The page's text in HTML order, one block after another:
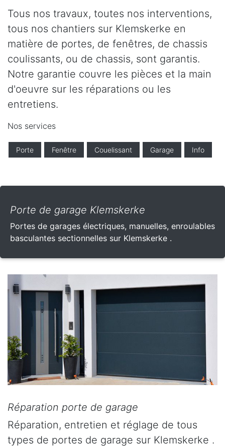
Tous nos travaux, toutes nos interventions,
tous nos chantiers sur Klemskerke en
matière de portes, de fenêtres, de chassis
coulissants, ou de chassis, sont garantis.
Notre garantie couvre les pièces et la main
d'oeuvre sur les réparations ou les
entretiens.
Nos services
Porte Fenêtre Couelissant Garage Info
Porte de garage Klemskerke
Portes de garages électriques, manuelles, enroulables
basculantes sectionnelles sur Klemskerke .
Réparation porte de garage
Réparation, entretien et réglage de tous
types de portes de garage sur Klemskerke .